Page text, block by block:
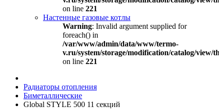
on line 221
Настенные газовые котлы
Warning: Invalid argument supplied for
foreach() in
/var/www/admin/data/www/termo-
v.ru/system/storage/modification/catalog/view/
on line 221
Радиаторы отопления
Биметаллические
Global STYLE 500 11 секций